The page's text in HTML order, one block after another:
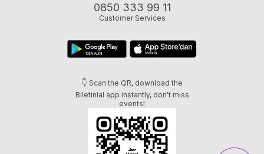
0850 333 99 11
Customer Services
👇 Scan the QR, download the
Biletinial app instantly, don't miss
events!